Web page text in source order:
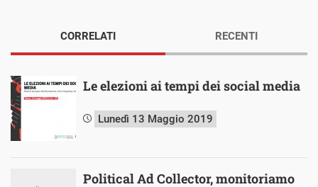
CORRELATI
Le elezioni ai tempi dei social media
Lunedì 13 Maggio 2019
Political Ad Collector, monitoriamo
RECENTI